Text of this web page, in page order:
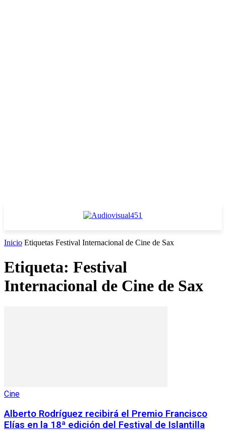
Inicio Etiquetas Festival Internacional de Cine de Sax
Etiqueta: Festival
Internacional de Cine de Sax
Cine
Alberto Rodríguez recibirá el Premio Francisco
Elías en la 18ª edición del Festival de Islantilla